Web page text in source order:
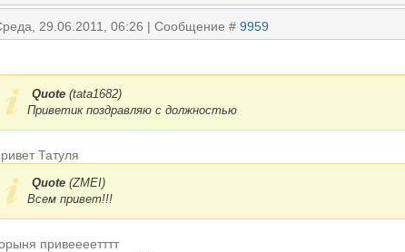
29.06.2011, 06:26 | Сообщение # 9959
Quote (tata1682)
Приветик поздравляю с должностью
Татуля
Quote (ZMEI)
Всем привет!!!
привеееетттт